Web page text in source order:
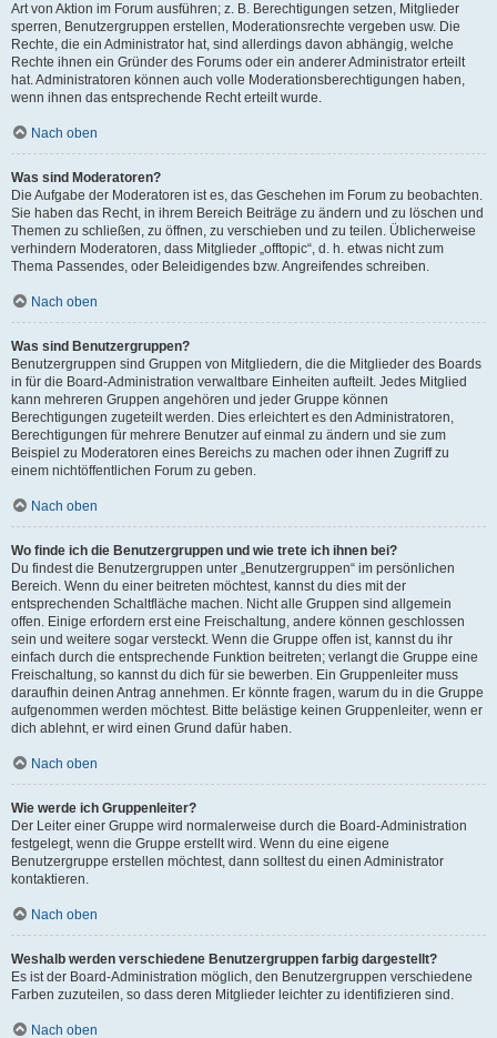
Art von Aktion im Forum ausführen; z. B. Berechtigungen setzen, Mitglieder
sperren, Benutzergruppen erstellen, Moderationsrechte vergeben usw. Die
Rechte, die ein Administrator hat, sind allerdings davon abhängig, welche
Rechte ihnen ein Gründer des Forums oder ein anderer Administrator erteilt
hat. Administratoren können auch volle Moderationsberechtigungen haben,
wenn ihnen das entsprechende Recht erteilt wurde.
Nach oben
Was sind Moderatoren?
Die Aufgabe der Moderatoren ist es, das Geschehen im Forum zu beobachten.
Sie haben das Recht, in ihrem Bereich Beiträge zu ändern und zu löschen und
Themen zu schließen, zu öffnen, zu verschieben und zu teilen. Üblicherweise
verhindern Moderatoren, dass Mitglieder „offtopic“, d. h. etwas nicht zum
Thema Passendes, oder Beleidigendes bzw. Angreifendes schreiben.
Nach oben
Was sind Benutzergruppen?
Benutzergruppen sind Gruppen von Mitgliedern, die die Mitglieder des Boards
in für die Board-Administration verwaltbare Einheiten aufteilt. Jedes Mitglied
kann mehreren Gruppen angehören und jeder Gruppe können
Berechtigungen zugeteilt werden. Dies erleichtert es den Administratoren,
Berechtigungen für mehrere Benutzer auf einmal zu ändern und sie zum
Beispiel zu Moderatoren eines Bereichs zu machen oder ihnen Zugriff zu
einem nichtöffentlichen Forum zu geben.
Nach oben
Wo finde ich die Benutzergruppen und wie trete ich ihnen bei?
Du findest die Benutzergruppen unter „Benutzergruppen“ im persönlichen
Bereich. Wenn du einer beitreten möchtest, kannst du dies mit der
entsprechenden Schaltfläche machen. Nicht alle Gruppen sind allgemein
offen. Einige erfordern erst eine Freischaltung, andere können geschlossen
sein und weitere sogar versteckt. Wenn die Gruppe offen ist, kannst du ihr
einfach durch die entsprechende Funktion beitreten; verlangt die Gruppe eine
Freischaltung, so kannst du dich für sie bewerben. Ein Gruppenleiter muss
daraufhin deinen Antrag annehmen. Er könnte fragen, warum du in die Gruppe
aufgenommen werden möchtest. Bitte belästige keinen Gruppenleiter, wenn er
dich ablehnt, er wird einen Grund dafür haben.
Nach oben
Wie werde ich Gruppenleiter?
Der Leiter einer Gruppe wird normalerweise durch die Board-Administration
festgelegt, wenn die Gruppe erstellt wird. Wenn du eine eigene
Benutzergruppe erstellen möchtest, dann solltest du einen Administrator
kontaktieren.
Nach oben
Weshalb werden verschiedene Benutzergruppen farbig dargestellt?
Es ist der Board-Administration möglich, den Benutzergruppen verschiedene
Farben zuzuteilen, so dass deren Mitglieder leichter zu identifizieren sind.
Nach oben